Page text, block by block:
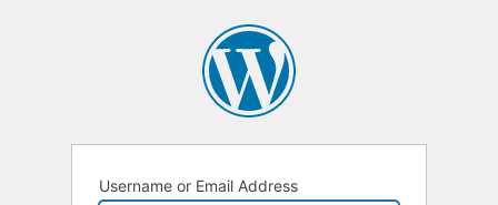
Username or Email Address